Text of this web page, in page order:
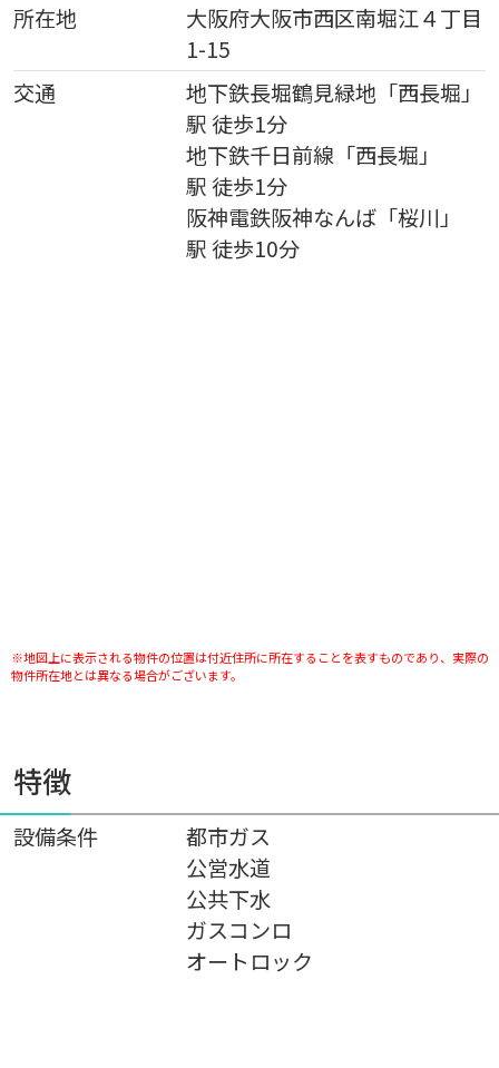
所在地
大阪府大阪市西区南堀江４丁目
1-15
交通
地下鉄長堀鶴見緑地 「西長堀」
駅 徒歩1分
地下鉄千日前線「西長堀」
駅 徒歩1分
阪神電鉄阪神なんば「桜川」
駅 徒歩10分
※地図上に表示される物件の位置は付近住所に所在することを表すものであり、実際の
物件所在地とは異なる場合がございます。
特徴
設備条件
都市ガス
公営水道
公共下水
ガスコンロ
オートロック